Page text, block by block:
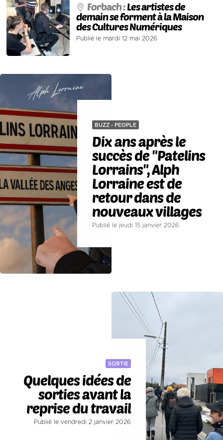
Forbach :Les artistes de
demain se forment à la Maison
des Cultures Numériques
Publié le mardi 12 mai 2026
BUZZ - PEOPLE
Dix ans après le
succès de "Patelins
Lorrains", Alph
Lorraine est de
retour dans de
nouveaux villages
Publié le jeudi 15 janvier 2026
SORTIE
Quelques idées de
sorties avant la
reprise du travail
Publié le vendredi 2 janvier 2026